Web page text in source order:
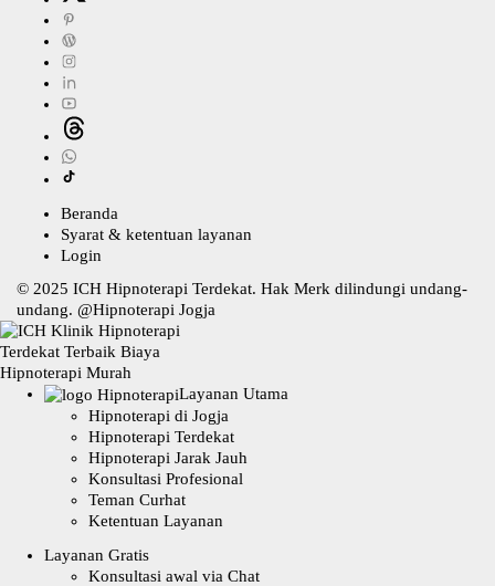
Beranda
Syarat & ketentuan layanan
Login
© 2025 ICH Hipnoterapi Terdekat. Hak Merk dilindungi undang-
undang. @Hipnoterapi Jogja
Layanan Utama
Hipnoterapi di Jogja
Hipnoterapi Terdekat
Hipnoterapi Jarak Jauh
Konsultasi Profesional
Teman Curhat
Ketentuan Layanan
Layanan Gratis
Konsultasi awal via Chat